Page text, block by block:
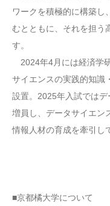
ワークを積極的に構築し
むとともに、それを担う
す。
2024年4月には経済学
サイエンスの実践的知識
設置。2025年入試では
増員し、データサイエン
情報人材の育成を牽引し
■京都橘大学について